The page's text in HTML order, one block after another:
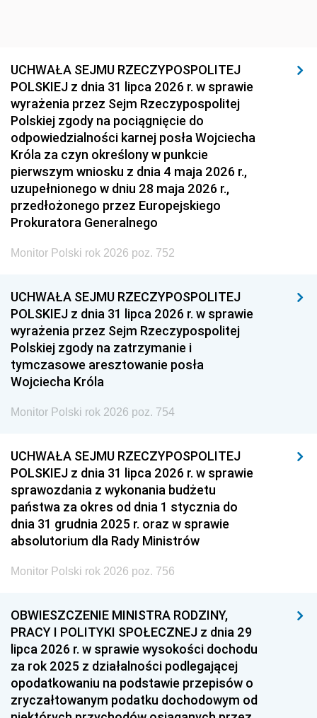
UCHWAŁA SEJMU RZECZYPOSPOLITEJ
POLSKIEJ z dnia 31 lipca 2026 r. w sprawie
wyrażenia przez Sejm Rzeczypospolitej
Polskiej zgody na pociągnięcie do
odpowiedzialności karnej posła Wojciecha
Króla za czyn określony w punkcie
pierwszym wniosku z dnia 4 maja 2026 r.,
uzupełnionego w dniu 28 maja 2026 r.,
przedłożonego przez Europejskiego
Prokuratora Generalnego
Monitor Polski rok 2026 poz. 752
UCHWAŁA SEJMU RZECZYPOSPOLITEJ
POLSKIEJ z dnia 31 lipca 2026 r. w sprawie
wyrażenia przez Sejm Rzeczypospolitej
Polskiej zgody na zatrzymanie i
tymczasowe aresztowanie posła
Wojciecha Króla
Monitor Polski rok 2026 poz. 754
UCHWAŁA SEJMU RZECZYPOSPOLITEJ
POLSKIEJ z dnia 31 lipca 2026 r. w sprawie
sprawozdania z wykonania budżetu
państwa za okres od dnia 1 stycznia do
dnia 31 grudnia 2025 r. oraz w sprawie
absolutorium dla Rady Ministrów
Monitor Polski rok 2026 poz. 756
OBWIESZCZENIE MINISTRA RODZINY,
PRACY I POLITYKI SPOŁECZNEJ z dnia 29
lipca 2026 r. w sprawie wysokości dochodu
za rok 2025 z działalności podlegającej
opodatkowaniu na podstawie przepisów o
zryczałtowanym podatku dochodowym od